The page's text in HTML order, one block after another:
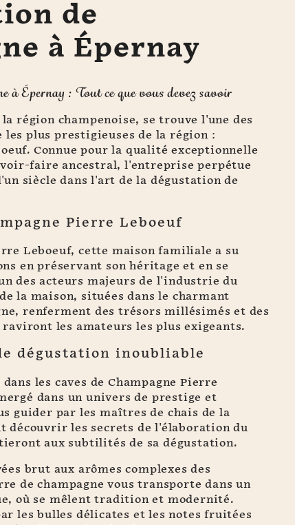
de
à Épernay
à Épernay : Tout ce que vous devez savoir
région champenoise, se trouve l'une des
les plus prestigieuses de la région :
Connue pour la qualité exceptionnelle
faire ancestral, l'entreprise perpétue
siècle dans l'art de la dégustation de
Pierre Leboeuf
Leboeuf, cette maison familiale a su
en préservant son héritage et en se
des acteurs majeurs de l'industrie du
la maison, situées dans le charmant
renferment des trésors millésimés et des
les amateurs les plus exigeants.
dégustation inoubliable
les caves de Champagne Pierre
dans un univers de prestige et
guider par les maîtres de chais de la
découvrir les secrets de l'élaboration du
aux subtilités de sa dégustation.
brut aux arômes complexes des
de champagne vous transporte dans un
où se mêlent tradition et modernité.
les bulles délicates et les notes fruitées